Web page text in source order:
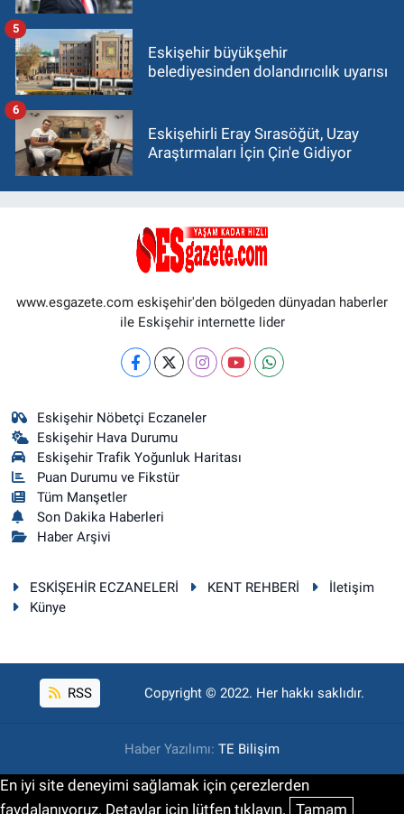
Eskişehir büyükşehir
belediyesinden dolandırıcılık uyarısı
5
Eskişehirli Eray Sırasöğüt, Uzay
Araştırmaları İçin Çin'e Gidiyor
6
www.esgazete.com eskişehir'den bölgeden dünyadan haberler
ile Eskişehir internette lider
Eskişehir Nöbetçi Eczaneler
Eskişehir Hava Durumu
Eskişehir Trafik Yoğunluk Haritası
Puan Durumu ve Fikstür
Tüm Manşetler
Son Dakika Haberleri
Haber Arşivi
ESKİŞEHİR ECZANELERİ KENT REHBERİ
İletişim
Künye
RSS Copyright © 2022. Her hakkı saklıdır.
Haber Yazılımı: TE Bilişim
En iyi site deneyimi sağlamak için çerezlerden
faydalanıyoruz. Detaylar için lütfen tıklayın. Tamam